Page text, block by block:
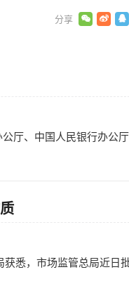
厅、中国人民银行办公厅
悉，市场监管总局近日